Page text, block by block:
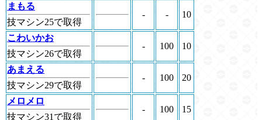
まもる
技マシン25で取得
- - 10
こわいかお
技マシン26で取得
- 100 10
あまえる
技マシン29で取得
- 100 20
メロメロ
技マシン31で取得
- 100 15